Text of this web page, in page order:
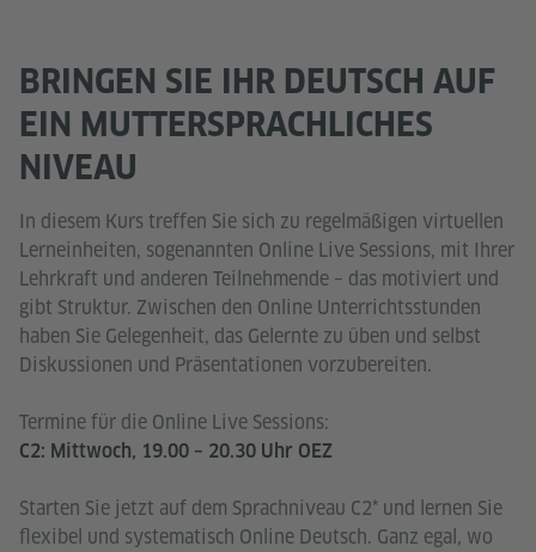
BRINGEN SIE IHR DEUTSCH AUF
EIN MUTTERSPRACHLICHES
NIVEAU
In diesem Kurs treffen Sie sich zu regelmäßigen virtuellen
Lerneinheiten, sogenannten Online Live Sessions, mit Ihrer
Lehrkraft und anderen Teilnehmende – das motiviert und
gibt Struktur. Zwischen den Online Unterrichtsstunden
haben Sie Gelegenheit, das Gelernte zu üben und selbst
Diskussionen und Präsentationen vorzubereiten.
Termine für die Online Live Sessions:
C2: Mittwoch, 19.00 – 20.30 Uhr OEZ
Starten Sie jetzt auf dem Sprachniveau C2* und lernen Sie
flexibel und systematisch Online Deutsch. Ganz egal, wo